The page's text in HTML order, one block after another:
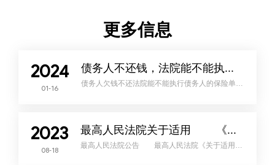
更多信息
2024
01-16
债务人不还钱，法院能不能执行债务人的保险单？
债务人欠钱不还法院能不能执行债务人的保险单？
人身保险虽然具有一定的人身保障功能，但其根本
财产，依法可以作为强制执行的标的。准许执行该
部分财产，也有助于防止债务人通过保险投资规避
债务。01基本案情李某某诉张某某劳务合同纠纷一
案
2023
08-18
最高人民法院关于适用 《中华人民共和国保险法》若干问题的解释（一）
最高人民法院公告 最高人民法院《关于适用
〈中华人民共和国保险法〉若干问题的解释